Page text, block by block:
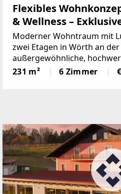
Flexibles
& Wellness –
Wörth a. d. Lafnitz
Moderner Wohntraum mit
zwei Etagen in Wörth an
außergewöhnliche,
überzeugt durch
und maximale
231 m² 6 Zimmer